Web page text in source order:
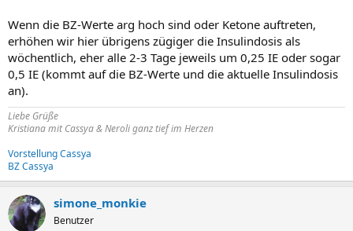
Wenn die BZ-Werte arg hoch sind oder Ketone auftreten,
erhöhen wir hier übrigens zügiger die Insulindosis als
wöchentlich, eher alle 2-3 Tage jeweils um 0,25 IE oder sogar
0,5 IE (kommt auf die BZ-Werte und die aktuelle Insulindosis
an).
Liebe Grüße
Kristiana mit Cassya & Neroli ganz tief im Herzen
Vorstellung Cassya
BZ Cassya
simone_monkie
Benutzer